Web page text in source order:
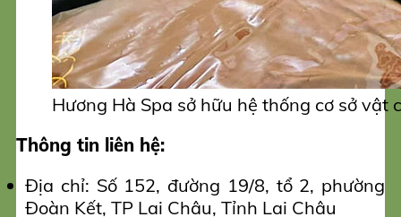
Hương Hà Spa sở hữu hệ thống cơ sở vật
Thông tin liên hệ:
Địa chỉ: Số 152, đường 19/8, tổ 2, phường
Đoàn Kết, TP Lai Châu, Tỉnh Lai Châu